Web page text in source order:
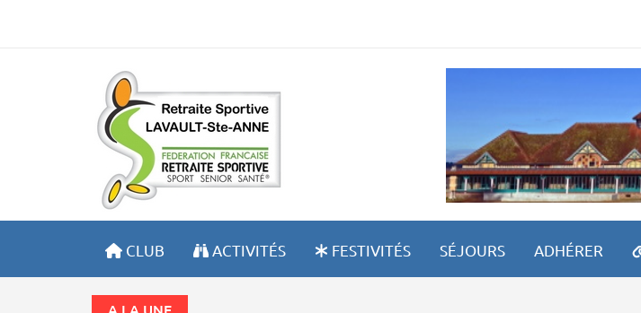
RETRAITE
CLUB ACTIVITÉS FESTIVITÉS SÉJOURS ADHÉRER